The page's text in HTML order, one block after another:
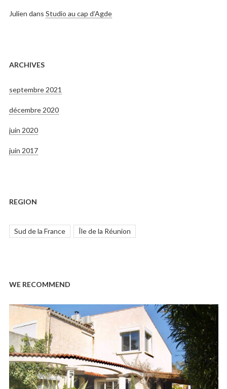
Julien dans Studio au cap d’Agde
ARCHIVES
septembre 2021
décembre 2020
juin 2020
juin 2017
REGION
Sud de la France Île de la Réunion
WE RECOMMEND